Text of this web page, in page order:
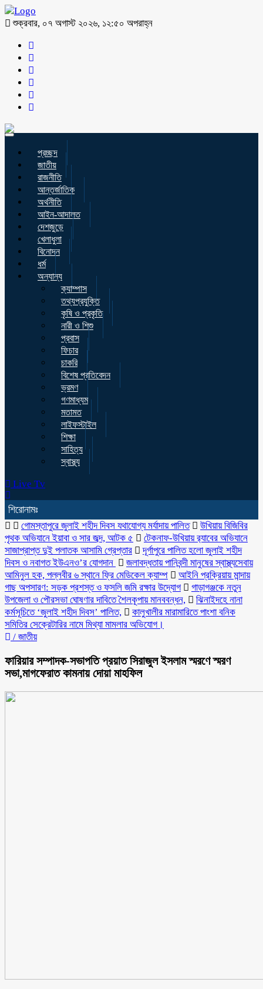
শুক্রবার, ০৭ অগাস্ট ২০২৬, ১২:৫০ অপরাহ্ন
Toggle
প্রচ্ছদ
জাতীয়
রাজনীতি
আন্তর্জাতিক
অর্থনীতি
আইন-আদালত
দেশজুড়ে
খেলাধুলা
বিনোদন
ধর্ম
অন্যান্য
ক্যাম্পাস
তথ্যপ্রযুক্তি
কৃষি ও প্রকৃতি
নারী ও শিশু
প্রবাস
ফিচার
চাকরি
বিশেষ প্রতিবেদন
ভ্রমণ
গণমাধ্যম
মতামত
লাইফস্টাইল
শিক্ষা
সাহিত্য
স্বাস্থ্য
Live Tv
শিরোনামঃ
গোমস্তাপুরে জুলাই শহীদ দিবস যথাযোগ্য মর্যাদায় পালিত
উখিয়ায় বিজিবির
পৃথক অভিযানে ইয়াবা ও সার জব্দ, আটক ৫
টেকনাফ-উখিয়ায় র‌্যাবের অভিযানে
সাজাপ্রাপ্ত দুই পলাতক আসামি গ্রেপ্তার
‎দূর্গাপুরে পালিত হলো জুলাই শহীদ
দিবস ও নবাগত ইউএনও’র যোগদান ‎
জলাবদ্ধতায় পানিবন্দী মানুষের স্বাস্থ্যসেবায়
আমিনুল হক, পল্লবীর ৬ স্থানে ফ্রি মেডিকেল ক্যাম্প
আইনি প্রক্রিয়ায় মান্দায়
গাছ অপসারণ: সড়ক প্রশস্ত ও ফসলি জমি রক্ষার উদ্যোগ
গাড়াগঞ্জকে নতুন
উপজেলা ও পৌরসভা ঘোষণার দাবিতে শৈলকূপায় মানববন্ধন,
ঝিনাইদহে নানা
কর্মসূচিতে ‘জুলাই শহীদ দিবস’ পালিত,
কালুখালীর মারামারিতে পাংশা বনিক
সমিতির সেক্রেটারির নামে মিথ্যা মামলার অভিযোগ।
/ জাতীয়
ফারিয়ার সম্পাদক-সভাপতি প্রয়াত সিরাজুল ইসলাম স্মরণে স্মরণ
সভা,মাগফেরাত কামনায় দোয়া মাহফিল